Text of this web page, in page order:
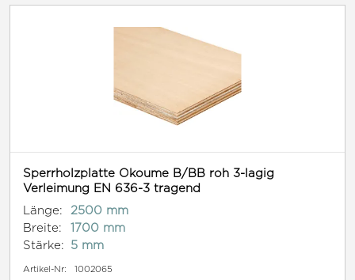
Sperrholzplatte Okoume B/BB roh 3-lagig
Verleimung EN 636-3 tragend
Länge:
2500 mm
Breite:
1700 mm
Stärke:
5 mm
Artikel-Nr: 1002065